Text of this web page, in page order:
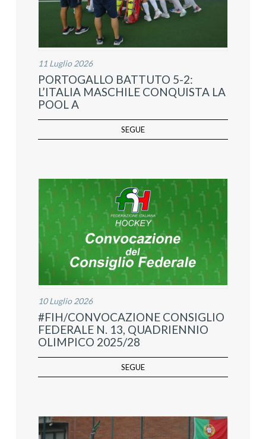
11 Luglio 2026
PORTOGALLO BATTUTO 5-2:
L’ITALIA MASCHILE CONQUISTA LA
POOL A
SEGUE
10 Luglio 2026
#FIH/CONVOCAZIONE CONSIGLIO
FEDERALE N. 13, QUADRIENNIO
OLIMPICO 2025/28
SEGUE